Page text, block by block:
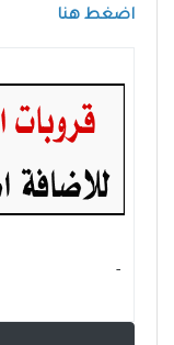
اضغط هنا
- ‏